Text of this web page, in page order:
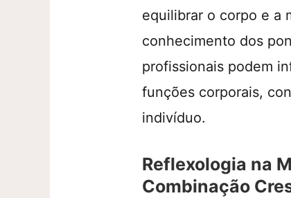
equilibrar o corpo e a
conhecimento dos
profissionais podem
funções corporais,
indivíduo.
Reflexologia na
Combinação